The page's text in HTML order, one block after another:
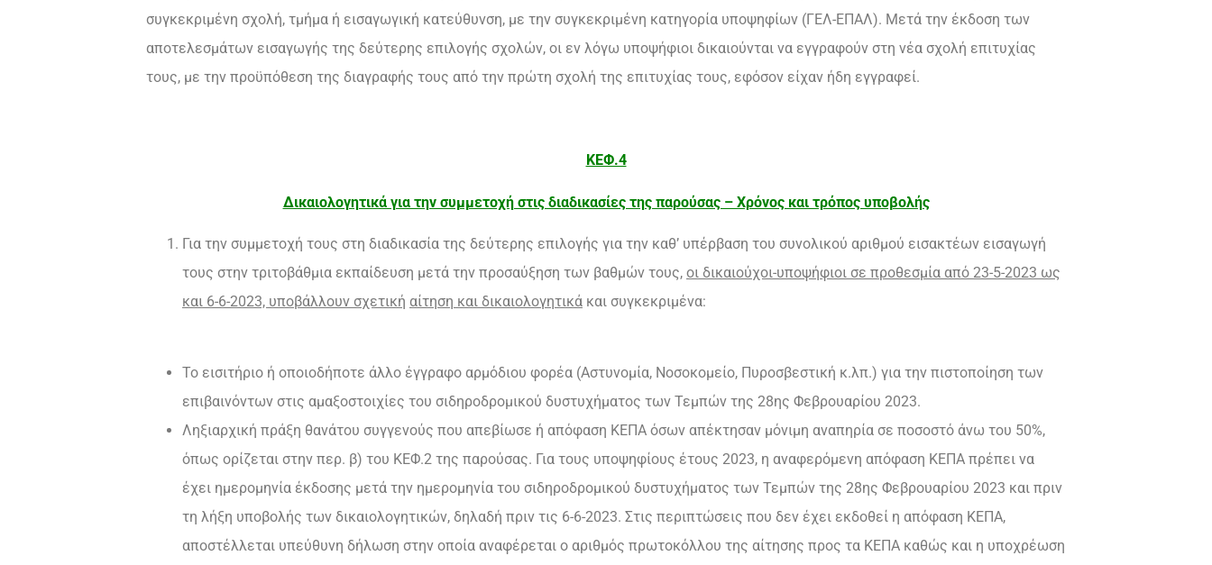
συγκεκριμένη σχολή, τμήμα ή εισαγωγική κατεύθυνση, με την συγκεκριμένη κατηγορία υποψηφίων (ΓΕΛ-ΕΠΑΛ). Μετά την έκδοση των
αποτελεσμάτων εισαγωγής της δεύτερης επιλογής σχολών, οι εν λόγω υποψήφιοι δικαιούνται να εγγραφούν στη νέα σχολή επιτυχίας
τους, με την προϋπόθεση της διαγραφής τους από την πρώτη σχολή της επιτυχίας τους, εφόσον είχαν ήδη εγγραφεί.
ΚΕΦ.4
Δικαιολογητικά για την συμμετοχή στις διαδικασίες της παρούσας – Χρόνος και τρόπος υποβολής
Για την συμμετοχή τους στη διαδικασία της δεύτερης επιλογής για την καθ’ υπέρβαση του συνολικού αριθμού εισακτέων εισαγωγή
τους στην τριτοβάθμια εκπαίδευση μετά την προσαύξηση των βαθμών τους, οι δικαιούχοι-υποψήφιοι σε προθεσμία από 23-5-2023 ως
και 6-6-2023, υποβάλλουν σχετική αίτηση και δικαιολογητικά και συγκεκριμένα:
Το εισιτήριο ή οποιοδήποτε άλλο έγγραφο αρμόδιου φορέα (Αστυνομία, Νοσοκομείο, Πυροσβεστική κ.λπ.) για την πιστοποίηση των
επιβαινόντων στις αμαξοστοιχίες του σιδηροδρομικού δυστυχήματος των Τεμπών της 28ης Φεβρουαρίου 2023.
Ληξιαρχική πράξη θανάτου συγγενούς που απεβίωσε ή απόφαση ΚΕΠΑ όσων απέκτησαν μόνιμη αναπηρία σε ποσοστό άνω του 50%,
όπως ορίζεται στην περ. β) του ΚΕΦ.2 της παρούσας. Για τους υποψηφίους έτους 2023, η αναφερόμενη απόφαση ΚΕΠΑ πρέπει να
έχει ημερομηνία έκδοσης μετά την ημερομηνία του σιδηροδρομικού δυστυχήματος των Τεμπών της 28ης Φεβρουαρίου 2023 και πριν
τη λήξη υποβολής των δικαιολογητικών, δηλαδή πριν τις 6-6-2023. Στις περιπτώσεις που δεν έχει εκδοθεί η απόφαση ΚΕΠΑ,
αποστέλλεται υπεύθυνη δήλωση στην οποία αναφέρεται ο αριθμός πρωτοκόλλου της αίτησης προς τα ΚΕΠΑ καθώς και η υποχρέωση